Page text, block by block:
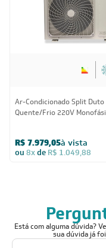
Ar-Condicionado Split
Quente/Frio 220V
R$ 7.979,05à vista
ou 8xde R$ 1.049,88
Está com alguma dúvida?
sua dúvida já